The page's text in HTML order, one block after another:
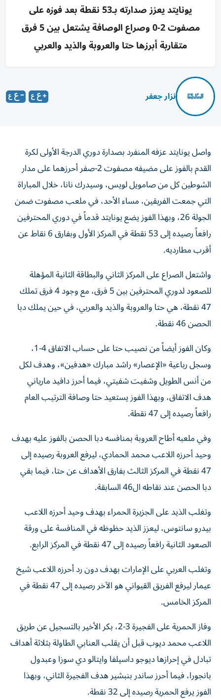
يونايتد يعزز صدارته بـ53 نقطة بعد فوزه على
مصفوت 2-0 وصراع الوصافة يشتعل بين 5 فرق
متقاربة أبرزها حتا والعروبة والذيد والعربي
نزار جعفر
واصل يونايتد عزفه المنفرد بصدارة دوري الدرجة الأولى لكرة
القدم بالفوز على مضيفه مصفوت 2-صفر أحرزهما على مدار
الشوطين كل من صامويل لويس، وسيدرك نانا، خلال المباراة
التي جمعت الفريقين، مساء الأحد، في ملعب مصفوت ضمن
الجولة 26، وبهذا الفوز يضع يونايتد قدماً في دوري المحترفين
رافعاً رصيده إلى 53 نقطة في المركز الأول وبفارق 6 نقاط عن
أقرب مطارديه.
واشتعل الصراع على المركز الثاني والبطاقة الثانية المؤهلة
للصعود لدوري المحترفين بين 5 فرق، مع وجود 4 فرق تملك
47 نقطة، هي حتا والعروبة والذيد والعربي، في حين يملك دبا
الحصن 46 نقطة.
وكان الفوز أيضاً من نصيب حتا على حساب الاتفاق 4-1،
وسجل رباعية «الإعصار» راشد مبارك «هدفين»، وهدف لكل
من أنس الطويل وشفيت شفيتي، فيما أحرز دافيد مارياني
هدف الاتفاق، وبهذا الفوز يستعيد حتا وصافة الترتيب العام
رافعاً رصيده إلى 47 نقطة.
وفي ملعبه أطاح العروبة بمنافسه دبا الحصن بالفوز عليه بهدف
وحيد أحرزه اللاعب محمد الحمادي، ليرفع العروبة رصيده إلى
47 نقطة في المركز الثالث بفارق الأهداف عن حتا، فيما بقي
دبا الحصن عند نقاطه ال46 السابقة.
وتغلب الذيد على الجزيرة الحمراء بهدف وحيد أحرزه اللاعب
بيدرو سانتوس، ليعزز الذيد حظوظه في المنافسة على ورقة
الصعود الثانية رافعاً رصيده إلى 47 نقطة في المركز الرابع.
وتغلب العربي على الإمارات بهدف دون رد أحرزه اللاعب شيخ
عيمار ليرفع الفريق القيواني هو الآخر رصيده إلى 47 نقطة في
المركز الخامس.
وفاز الحمرية على الفجيرة 3-2، بكر الأخير بالتسجيل عن طريق
اللاعب محمد ديوب قبل أن يقلب العنابي الطاولة بثلاثة أهداف
تبادل في إحرازها ديوجو داسيلفا وايتالو دي سوزا وعبدول
بانجورا، فيما أحرز ساندر بنبشير هدف الفجيرة الثاني، وبهذا
الفوز يرفع الحمرية رصيده إلى 32 نقطة.